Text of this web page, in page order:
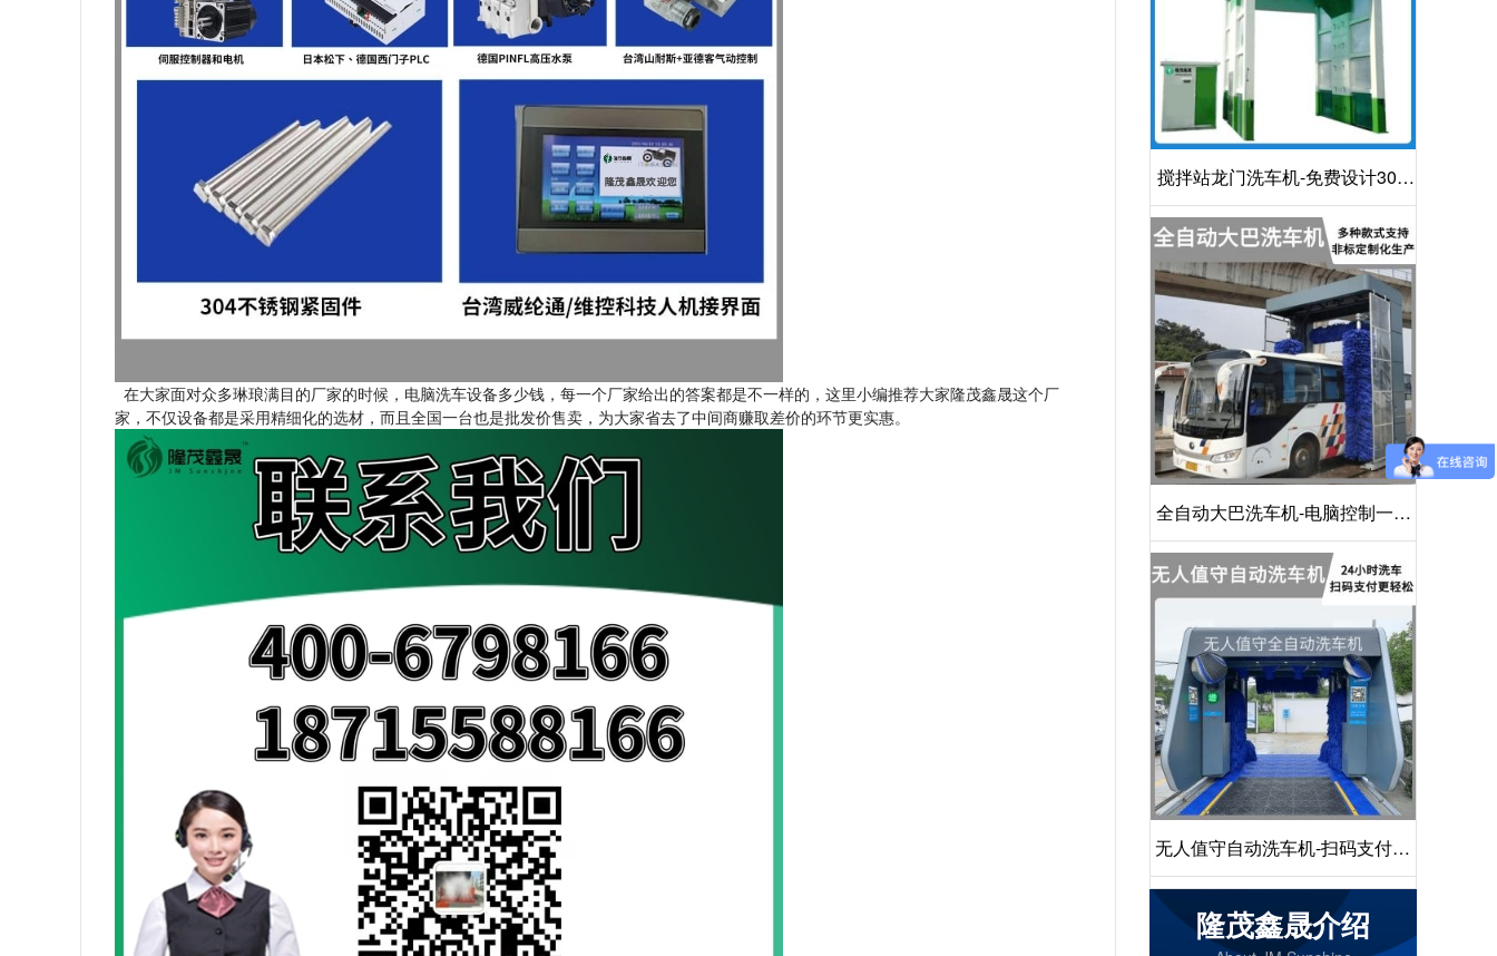
在大家面对众多琳琅满目的厂家的时候，电脑洗车设备多少钱，每一个厂家给出的答案都是不一样的，这里小编推荐大家隆茂鑫晟这个厂
家，不仅设备都是采用精细化的选材，而且全国一台也是批发价售卖，为大家省去了中间商赚取差价的环节更实惠。
搅拌站龙门洗车机-免费设计30S
洁净方案[隆茂鑫晟]
全自动大巴洗车机-电脑控制一键
启动清洗[隆茂鑫晟]
无人值守自动洗车机-扫码支付24
小时不停机洗车[隆茂鑫晟]
隆茂鑫晟介绍